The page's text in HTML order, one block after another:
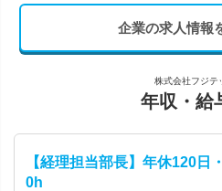
企業の求人情報
株式会社フジテ
年収・給
【経理担当部長】年休120日
0h